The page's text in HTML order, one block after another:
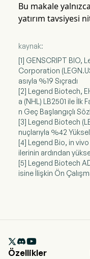
Bu makale
yatırım tavsiyesi
kaynak:
[1] GENSCRIPT BIO,
Corporation
asıyla %19 Sıçradı
[2] Legend Biotech,
a (NHL) LB2501 ile İlk
n Geç Başlangıçlı
[3] Legend Biotech
nuçlarıyla %42
[4] Legend Bio, in
ilerinin ardından
[5] Legend Biotech
isine İlişkin Ön

Özellikler